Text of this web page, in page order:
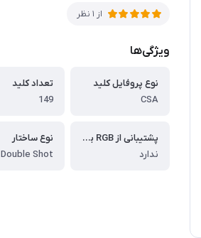
از 1 نظر
ویژگی‌ها
نوع پروفایل کلید
CSA
تعداد کلید
149
پشتیبانی از RGB بین حروف
ندارد
نوع ساختار
Double Shot